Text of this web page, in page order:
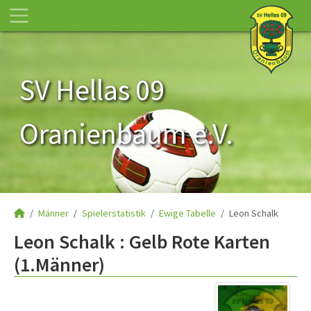
SV Hellas 09
Oranienbaum e.V.
Männer Spielerstatistik Ewige Tabelle Leon Schalk
Leon Schalk : Gelb Rote Karten
(1.Männer)